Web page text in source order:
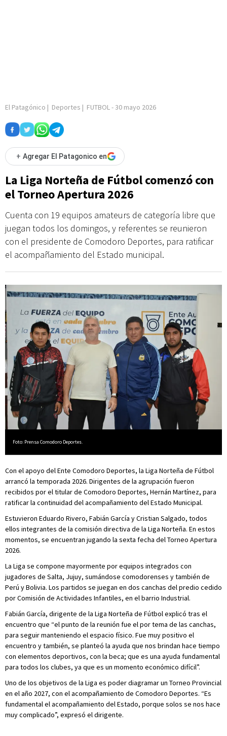
El Patagónico | Deportes | FUTBOL-30 mayo 2026
+ Agregar El Patagonico en
La Liga Norteña de Fútbol comenzó con
el Torneo Apertura 2026
Cuenta con 19 equipos amateurs de categoría libre que
juegan todos los domingos, y referentes se reunieron
con el presidente de Comodoro Deportes, para ratificar
el acompañamiento del Estado municipal.
Foto: Prensa Comodoro Deportes.
Con el apoyo del Ente Comodoro Deportes, la Liga Norteña de Fútbol
arrancó la temporada 2026. Dirigentes de la agrupación fueron
recibidos por el titular de Comodoro Deportes, Hernán Martínez, para
ratificar la continuidad del acompañamiento del Estado Municipal.
Estuvieron Eduardo Rivero, Fabián García y Cristian Salgado, todos
ellos integrantes de la comisión directiva de la Liga Norteña. En estos
momentos, se encuentran jugando la sexta fecha del Torneo Apertura
2026.
La Liga se compone mayormente por equipos integrados con
jugadores de Salta, Jujuy, sumándose comodorenses y también de
Perú y Bolivia. Los partidos se juegan en dos canchas del predio cedido
por Comisión de Actividades Infantiles, en el barrio Industrial.
Fabián García, dirigente de la Liga Norteña de Fútbol explicó tras el
encuentro que “el punto de la reunión fue el por tema de las canchas,
para seguir manteniendo el espacio físico. Fue muy positivo el
encuentro y también, se planteó la ayuda que nos brindan hace tiempo
con elementos deportivos, con la beca; que es una ayuda fundamental
para todos los clubes, ya que es un momento económico difícil”.
Uno de los objetivos de la Liga es poder diagramar un Torneo Provincial
en el año 2027, con el acompañamiento de Comodoro Deportes. “Es
fundamental el acompañamiento del Estado, porque solos se nos hace
muy complicado”, expresó el dirigente.